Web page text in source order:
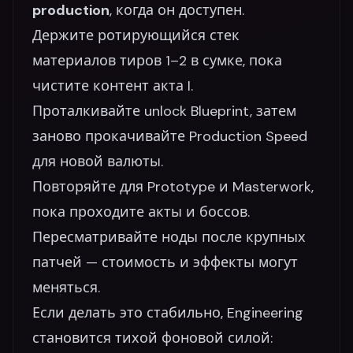
production, когда он доступен.
Держите ротирующийся стек
материалов тиров 1–2 в сумке, пока
чистите контент акта I.
Проталкивайте unlock Blueprint, затем
заново прокачивайте Production Speed
для новой валюты.
Повторяйте для Prototype и Masterwork,
пока проходите акты и боссов.
Пересматривайте ноды после крупных
патчей — стоимость и эффекты могут
меняться.
Если делать это стабильно, Engineering
становится тихой фоновой силой: